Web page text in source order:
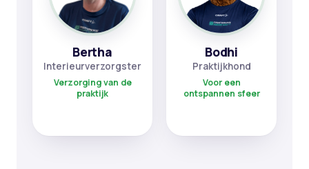
Bertha
Interieurverzorgster
Verzorging van de
praktijk
Bodhi
Praktijkhond
Voor een
ontspannen sfeer